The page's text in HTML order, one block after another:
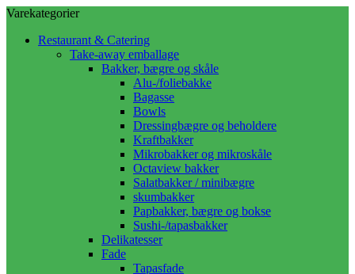
Varekategorier
Restaurant & Catering
Take-away emballage
Bakker, bægre og skåle
Alu-/foliebakke
Bagasse
Bowls
Dressingbægre og beholdere
Kraftbakker
Mikrobakker og mikroskåle
Octaview bakker
Salatbakker / minibægre
skumbakker
Papbakker, bægre og bokse
Sushi-/tapasbakker
Delikatesser
Fade
Tapasfade